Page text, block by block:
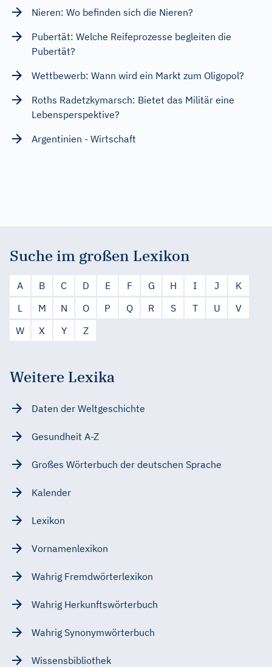
Nieren: Wo befinden sich die Nieren?
Pubertät: Welche Reifeprozesse begleiten die
Pubertät?
Wettbewerb: Wann wird ein Markt zum Oligopol?
Roths Radetzkymarsch: Bietet das Militär eine
Lebensperspektive?
Argentinien - Wirtschaft
Suche im großen Lexikon
A B C D E F G H I J
K
L
M N O P Q R S T U
V
W
X Y Z
Weitere Lexika
Daten der Weltgeschichte
Gesundheit A-Z
Großes Wörterbuch der deutschen Sprache
Kalender
Lexikon
Vornamenlexikon
Wahrig Fremdwörterlexikon
Wahrig Herkunftswörterbuch
Wahrig Synonymwörterbuch
Wissensbibliothek